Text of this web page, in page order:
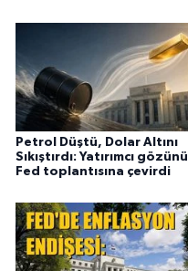
Petrol Düştü, Dolar Altını
Sıkıştırdı: Yatırımcı gözünü
Fed toplantısına çevirdi